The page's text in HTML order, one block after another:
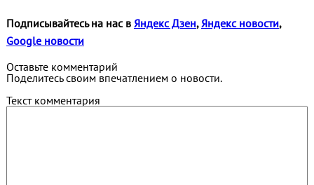
Подписывайтесь на нас в Яндекс Дзен,Яндекс новости,
Google новости
Оставьте комментарий
Поделитесь своим впечатлением о новости.
Текст комментария